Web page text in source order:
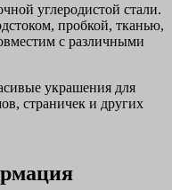
углеродистой стали.
пробкой, тканью,
с различными
украшения для
страничек и других